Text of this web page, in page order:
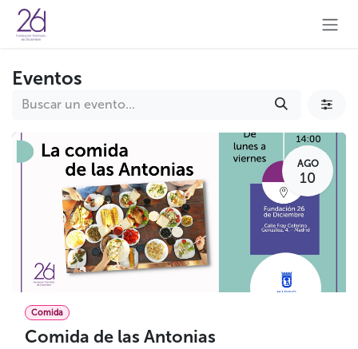
Ir al contenido
Eventos
AGO
10
Comida
Comida de las Antonias